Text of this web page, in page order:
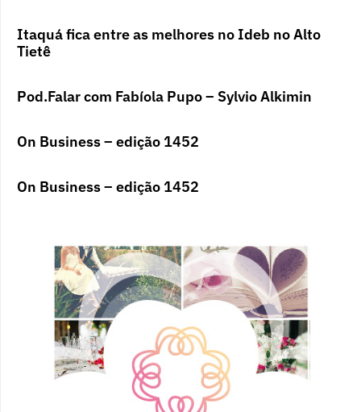
Itaquá fica entre as melhores no Ideb no Alto
Tietê
Pod.Falar com Fabíola Pupo – Sylvio Alkimin
On Business – edição 1452
On Business – edição 1452